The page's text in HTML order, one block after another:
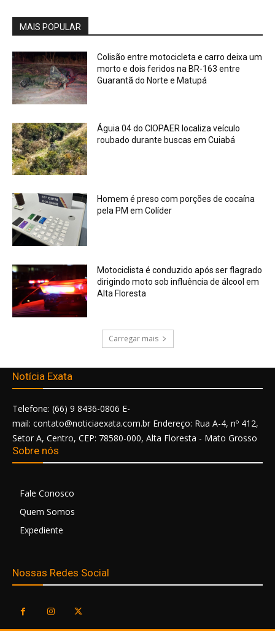
MAIS POPULAR
Colisão entre motocicleta e carro deixa um
morto e dois feridos na BR-163 entre
Guarantã do Norte e Matupá
Águia 04 do CIOPAER localiza veículo
roubado durante buscas em Cuiabá
Homem é preso com porções de cocaína
pela PM em Colíder
Motociclista é conduzido após ser flagrado
dirigindo moto sob influência de álcool em
Alta Floresta
Carregar mais
Notícia Exata
Telefone: (66) 9 8436-0806 E-
mail: contato@noticiaexata.com.br Endereço: Rua A-4, nº 412,
Setor A, Centro, CEP: 78580-000, Alta Floresta - Mato Grosso
Sobre nós
Fale Conosco
Quem Somos
Expediente
Nossas Redes Social